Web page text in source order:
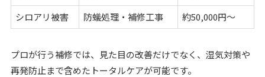
シロアリ被害
防蟻処理・補修工事 約50,000円〜
プロが行う補修では、見た目の改善だけでなく、湿気対策や
再発防止まで含めたトータルケアが可能です。